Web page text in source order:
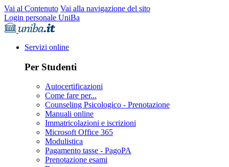
Vai al Contenuto Vai alla navigazione del sito
Login personale UniBa
Servizi online
Per Studenti
Autocertificazioni
Come fare per...
Counseling Psicologico - Prenotazione
Manuali online
Immatricolazioni e iscrizioni
Microsoft Office 365
Modulistica
Pagamento tasse - PagoPA
Prenotazione esami